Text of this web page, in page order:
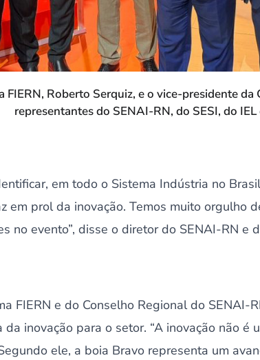
FIERN, Roberto Serquiz, e o vice-presidente da
representantes do SENAI-RN, do SESI, do IEL
em todo o Sistema Indústria no
em prol da inovação. Temos muito orgulho
no evento”, disse o diretor do SENAI-RN e
FIERN e do Conselho Regional do SENAI-
inovação para o setor. “A inovação não é
ele, a boia Bravo representa um